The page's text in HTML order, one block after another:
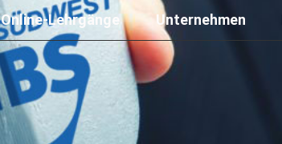
Online-Lehrgänge Unternehmen